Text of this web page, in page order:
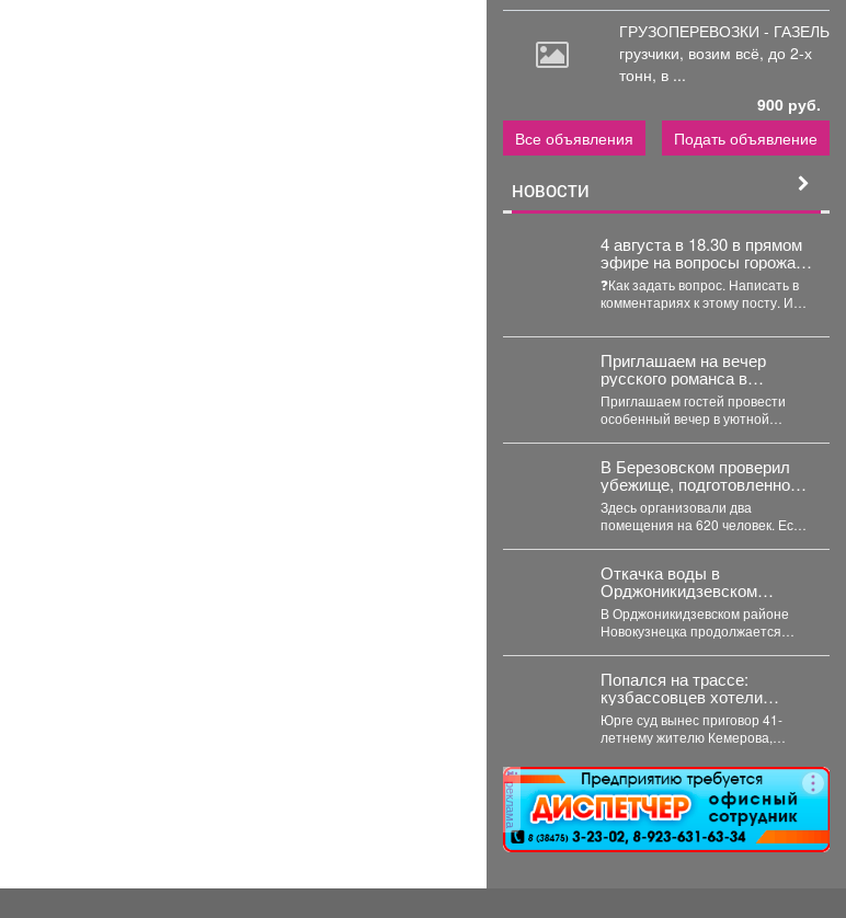
ГРУЗОПЕРЕВОЗКИ - ГАЗЕЛЬ
грузчики, возим всё, до 2-х
тонн, в ...
900 руб.
Все объявления
Подать объявление
НОВОСТИ
4 августа в 18.30 в прямом
эфире на вопросы горожан
ответит руководитель
администрации
Куйбышевского района
Сергей Николаевич
Маисеев.
❓Как задать вопрос. Написать в
комментариях к этому посту. Или
Приглашаем на вечер
русского романса в
Экоцентр «Кузнецкий
Алатау»
Приглашаем гостей провести
особенный вечер в уютной
В Березовском проверил
убежище, подготовленное в
подвале политехнического
техникума.
Здесь организовали два
помещения на 620 человек. Есть
Откачка воды в
Орджоникидзевском
районе продолжается
В Орджоникидзевском районе
Новокузнецка продолжается
затопило частный сектор...
Попался на трассе:
кузбассовцев хотели
отравить 5 кг запрещенки
Юрге суд вынес приговор 41-
летнему жителю Кемерова,
килограммов синтетических
наркотиков. ...
реклама